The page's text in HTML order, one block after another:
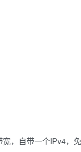
，自带一个IPv4，